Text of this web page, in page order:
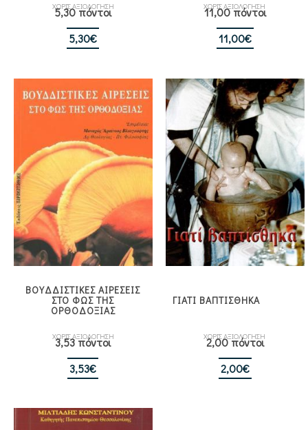
ΧΩΡΙΣ ΑΞΙΟΛΟΓΗΣΗ
5,30 πόντοι
5,30€
ΧΩΡΙΣ ΑΞΙΟΛΟΓΗΣΗ
11,00 πόντοι
11,00€
ΒΟΥΔΔΙΣΤΙΚΕΣ ΑΙΡΕΣΕΙΣ
ΣΤΟ ΦΩΣ ΤΗΣ
ΟΡΘΟΔΟΞΙΑΣ
ΧΩΡΙΣ ΑΞΙΟΛΟΓΗΣΗ
3,53 πόντοι
3,53€
ΓΙΑΤΙ ΒΑΠΤΙΣΘΗΚΑ
ΧΩΡΙΣ ΑΞΙΟΛΟΓΗΣΗ
2,00 πόντοι
2,00€